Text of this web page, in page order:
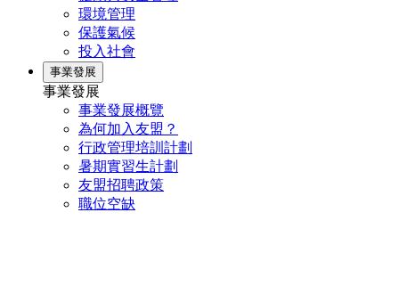
環境管理
保護氣候
投入社會
事業發展
事業發展
事業發展概覽
為何加入友盟？
行政管理培訓計劃
暑期實習生計劃
友盟招聘政策
職位空缺